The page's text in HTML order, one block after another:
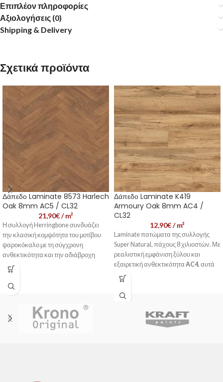
Επιπλέον πληροφορίες
Αξιολογήσεις (0)
Shipping & Delivery
Σχετικά προϊόντα
Δάπεδο Laminate 8573 Harlech
Oak 8mm AC5 / CL32
21,90€/ m²
Η συλλογή Herringbone συνδυάζει
την κλασική κομψότητα του μοτίβου
ψαροκόκαλο με τη σύγχρονη
ανθεκτικότητα και την αδιάβροχη
τεχνολογία, δημιουργώντας ένα
δάπεδο που εντυπωσιάζει αισθητικά
και αποδίδει λειτουργικά. Με
σχεδιασμό που προσφέρει εύκολη
τοποθέτηση και αντοχή σε έντονη
χρήση, αποτελεί ιδανική λύση για
χώρους με υψηλές απαιτήσεις.
Δάπεδο Laminate K419
Armoury Oak 8mm AC4 /
CL32
12,90€/ m²
Laminate πατώματα της συλλογής
Super Natural, πάχους 8 χιλιοστών. Με
ρεαλιστική εμφάνιση ξύλου και
εξαιρετική ανθεκτικότητα AC4, αυτά
τα δάπεδα είναι ιδανικά για οικιακή
χρήση. Με
Embossed
το σύστημα1clic 2go pure+
συνδυάζει αισθητική και